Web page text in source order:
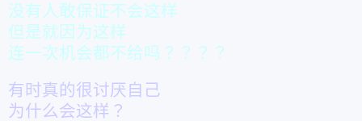
没有人敢保证不会这样
但是就因为这样
连一次机会都不给吗？？？？
有时真的很讨厌自己
为什么会这样？